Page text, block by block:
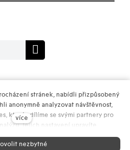
podmínky–Ochrana osobních
údajů
stránek, nabídli přizpůsobený
anonymně analyzovat návštěvnost,
které sdílíme se svými partnery pro
Jejich nastavení upravíte
a kdykoliv jej můžete změnit v
informace najdete v našich Zásadách
více
nezbytné